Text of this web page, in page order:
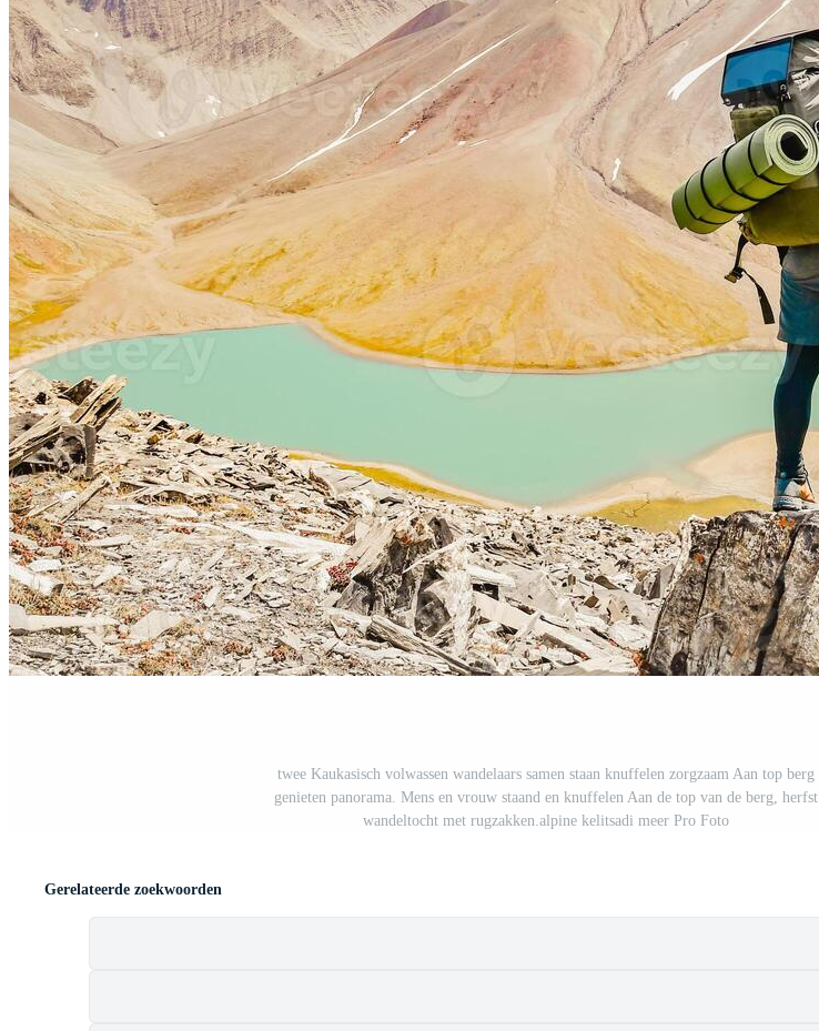
twee Kaukasisch volwassen wandelaars samen staan knuffelen zorgzaam Aan top berg
genieten panorama. Mens en vrouw staand en knuffelen Aan de top van de berg, herfst
wandeltocht met rugzakken.alpine kelitsadi meer Pro Foto
Gerelateerde zoekwoorden